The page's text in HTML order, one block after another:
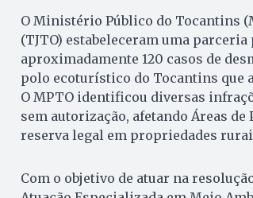
O Ministério Público do Tocantins
(TJTO) estabeleceram uma
aproximadamente 120 casos de
polo ecoturístico do Tocantins que
O MPTO identificou diversas
sem autorização, afetando Áreas de
reserva legal em propriedades
Com o objetivo de atuar na